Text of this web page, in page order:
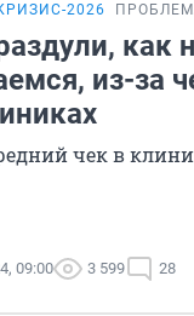
2026
как
из-за
чек в
09:00 3 599 28